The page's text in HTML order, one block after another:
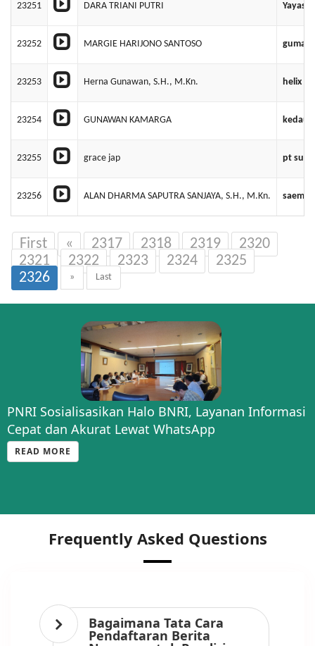
23251 DARA TRIANI PUTRI
23252 MARGIE HARIJONO SANTOSO
23253 Herna Gunawan, S.H., M.Kn. helix
23254 GUNAWAN KAMARGA
23255 grace jap pt sunli
23256 ALAN DHARMA SAPUTRA SANJAYA, S.H., M.Kn. saemu
First « 2317 2318 2319
2320
2321
2322 2323 2324
2325
2326
» Last
PNRI Sosialisasikan Halo BNRI, Layanan Informasi
Cepat dan Akurat Lewat WhatsApp
READ MORE
Frequently Asked Questions
Bagaimana Tata Cara
Pendaftaran Berita